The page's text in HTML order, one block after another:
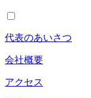
代表のあいさつ
会社概要
アクセス